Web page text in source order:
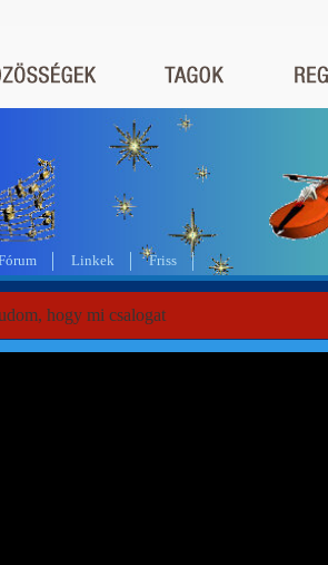
Linkek Friss
hogy mi csalogat